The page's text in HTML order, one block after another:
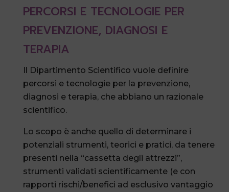
PERCORSI E TECNOLOGIE PER
PREVENZIONE, DIAGNOSI E
TERAPIA
Il Dipartimento Scientifico vuole definire
percorsi e tecnologie per la prevenzione,
diagnosi e terapia, che abbiano un razionale
scientifico.
Lo scopo è anche quello di determinare i
potenziali strumenti, teorici e pratici, da tenere
presenti nella “cassetta degli attrezzi”,
strumenti validati scientificamente (e con
rapporti rischi/benefici ad esclusivo vantaggio